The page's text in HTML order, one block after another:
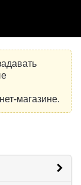
магазине.